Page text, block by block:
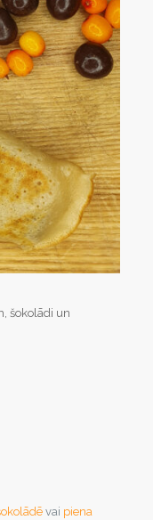
šokolādi un
vai piena